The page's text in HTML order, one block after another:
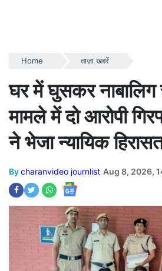
Home ताज़ा खबरें
घर में घुसकर
मामले में दो आरोपी
ने भेजा न्यायिक
Bycharanvideo journlist Aug 8, 2026,